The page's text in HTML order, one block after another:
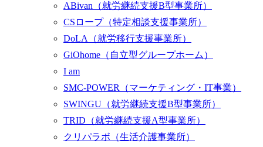
ABivan （就労継続支援B型事業所）
CSロープ （特定相談支援事業所）
DoLA （就労移行支援事業所）
GiOhome （自立型グループホーム）
I am
SMC-POWER （マーケティング・IT事業）
SWINGU （就労継続支援B型事業所）
TRID （就労継続支援A型事業所）
クリパラボ （生活介護事業所）